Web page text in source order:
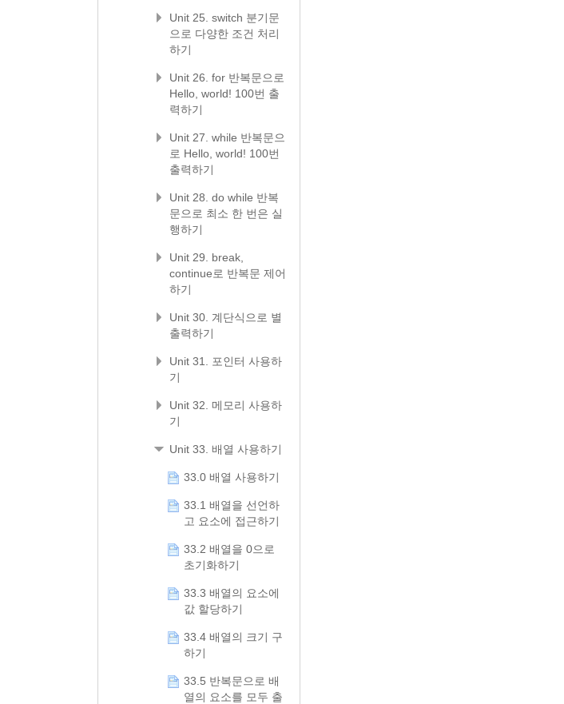
Unit 25. switch 분기문
으로 다양한 조건 처리
하기
Unit 26. for 반복문으로
Hello, world! 100번 출
력하기
Unit 27. while 반복문으
로 Hello, world! 100번
출력하기
Unit 28. do while 반복
문으로 최소 한 번은 실
행하기
Unit 29. break,
continue로 반복문 제어
하기
Unit 30. 계단식으로 별
출력하기
Unit 31. 포인터 사용하
기
Unit 32. 메모리 사용하
기
Unit 33. 배열 사용하기
33.0 배열 사용하기
33.1 배열을 선언하
고 요소에 접근하기
33.2 배열을 0으로
초기화하기
33.3 배열의 요소에
값 할당하기
33.4 배열의 크기 구
하기
33.5 반복문으로 배
열의 요소를 모두 출